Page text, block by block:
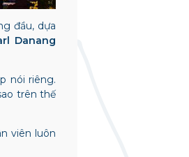
đầu, dựa
Danang
nói riêng.
trên thế
viên luôn